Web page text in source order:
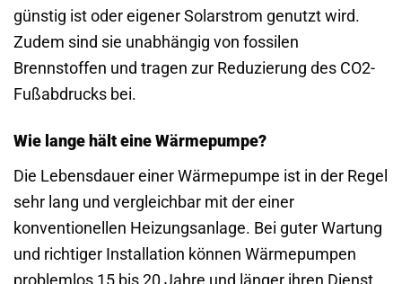
günstig ist oder eigener Solarstrom genutzt wird.
Zudem sind sie unabhängig von fossilen
Brennstoffen und tragen zur Reduzierung des CO2-
Fußabdrucks bei.
Wie lange hält eine Wärmepumpe?
Die Lebensdauer einer Wärmepumpe ist in der Regel
sehr lang und vergleichbar mit der einer
konventionellen Heizungsanlage. Bei guter Wartung
und richtiger Installation können Wärmepumpen
problemlos 15 bis 20 Jahre und länger ihren Dienst